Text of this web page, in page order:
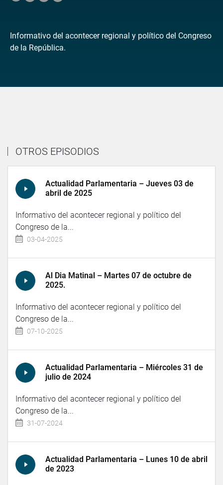
Informativo del acontecer regional y político del Congreso
de la República.
OTROS EPISODIOS
Actualidad Parlamentaria – Jueves 03 de
abril de 2025
Informativo del acontecer regional y político del
Congreso de la...
03-04-2025
Al Dia Matinal – Martes 07 de octubre de
2025.
Informativo del acontecer regional y político del
Congreso de la...
07-10-2025
Actualidad Parlamentaria – Miércoles 31 de
julio de 2024
Informativo del acontecer regional y político del
Congreso de la...
31-07-2024
Actualidad Parlamentaria – Lunes 10 de abril
de 2023